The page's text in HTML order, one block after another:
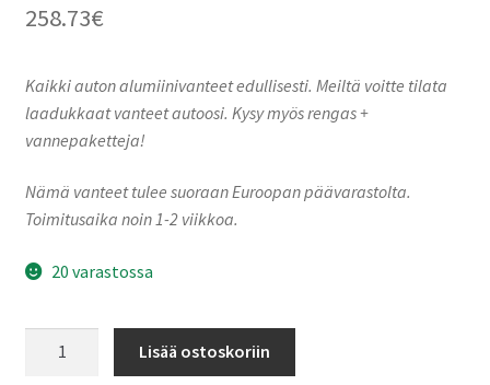
258.73€
Kaikki auton alumiinivanteet edullisesti. Meiltä voitte tilata
laadukkaat vanteet autoosi. Kysy myös rengas +
vannepaketteja!
Nämä vanteet tulee suoraan Euroopan päävarastolta.
Toimitusaika noin 1-2 viikkoa.
20 varastossa
Lisää ostoskoriin